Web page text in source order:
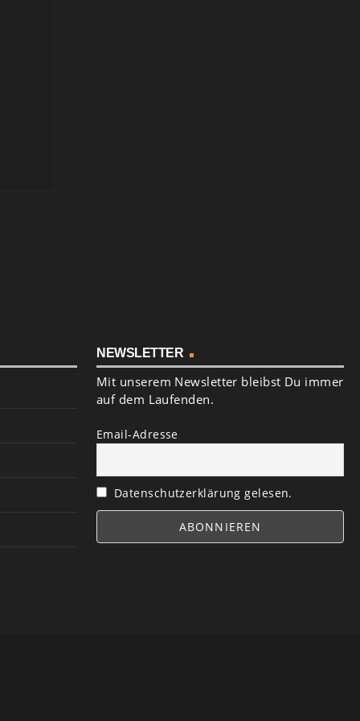
NEWSLETTER
Mit unserem Newsletter bleibst Du immer
auf dem Laufenden.
Email-Adresse
Datenschutzerklärung gelesen.